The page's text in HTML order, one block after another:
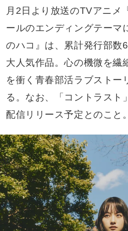
月2日より放送のTVアニメ
ールのエンディングテーマ
のハコ』は、​​累計発行部数
大人気作品。心の機微を繊
を衝く青春部活ラブストー
る。なお、「コントラスト
配信リリース予定とのこと。